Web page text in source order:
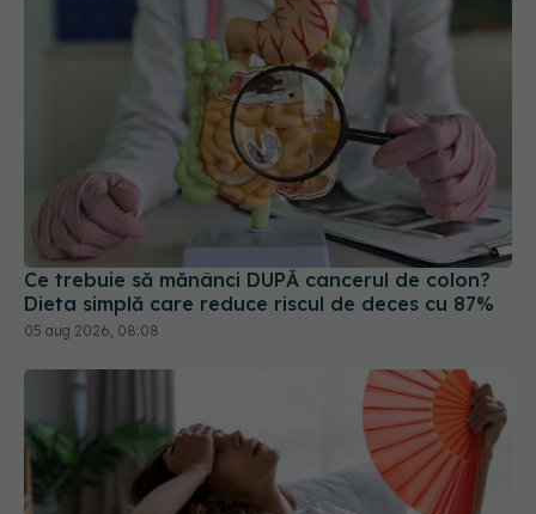
Ce trebuie să mănânci DUPĂ cancerul de colon?
Dieta simplă care reduce riscul de deces cu 87%
05 aug 2026, 08:08